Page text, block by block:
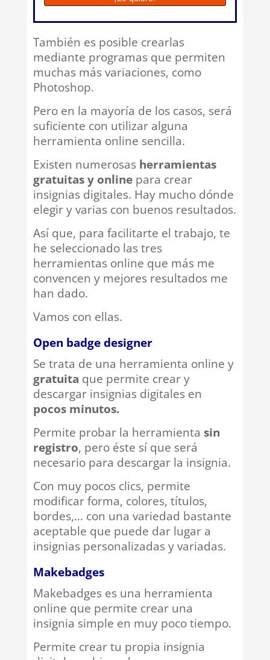
También es posible crearlas
mediante programas que permiten
muchas más variaciones, como
Photoshop.
Pero en la mayoría de los casos, será
suficiente con utilizar alguna
herramienta online sencilla.
Existen numerosas herramientas
gratuitas y onlinepara crear
insignias digitales. Hay mucho dónde
elegir y varias con buenos resultados.
Así que, para facilitarte el trabajo, te
he seleccionado las tres
herramientas online que más me
convencen y mejores resultados me
han dado.
Vamos con ellas.
Open badge designer
Se trata de una herramienta online y
gratuita que permite crear y
descargar insignias digitales en
pocos minutos.
Permite probar la herramienta sin
registro, pero éste sí que será
necesario para descargar la insignia.
Con muy pocos clics, permite
modificar forma, colores, títulos,
bordes,… con una variedad bastante
aceptable que puede dar lugar a
insignias personalizadas y variadas.
Makebadges
Makebadges es una herramienta
online que permite crear una
insignia simple en muy poco tiempo.
Permite crear tu propia insignia